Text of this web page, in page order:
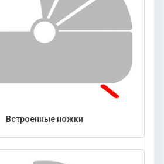
Встроенные ножки